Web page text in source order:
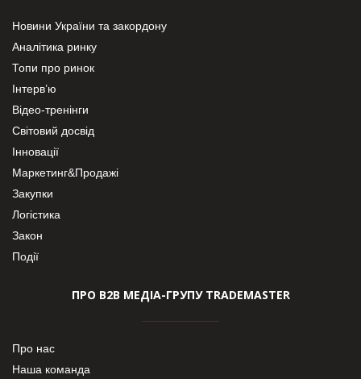
Новини України та закордону
Аналітика ринку
Топи про ринок
Інтерв’ю
Відео-тренінги
Світовий досвід
Інновації
Маркетинг&Продажі
Закупки
Логістика
Закон
Події
ПРО В2В МЕДІА-ГРУПУ TRADEMASTER
Про нас
Наша команда